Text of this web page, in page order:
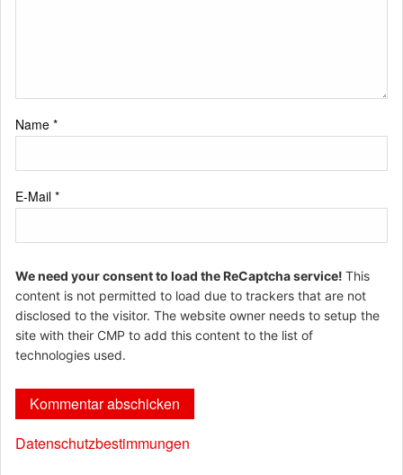
Name *
E-Mail *
We need your consent to load the ReCaptcha service! This
content is not permitted to load due to trackers that are not
disclosed to the visitor. The website owner needs to setup the
site with their CMP to add this content to the list of
technologies used.
Datenschutzbestimmungen